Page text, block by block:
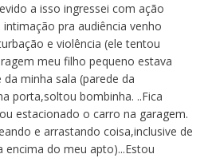
a isso ingressei com ação
pra audiência venho
e violência (ele tentou
meu filho pequeno estava
minha sala (parede da
porta,soltou bombinha. ..Fica
estacionado o carro na garagem.
e arrastando coisa,inclusive de
do meu apto)...Estou